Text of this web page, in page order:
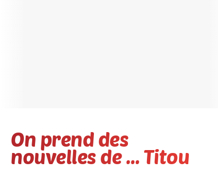
On prend des
nouvelles de … Titou